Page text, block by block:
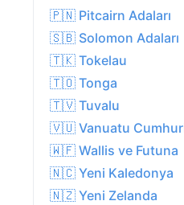
🇵🇳 Pitcairn Adaları
🇸🇧 Solomon Adaları
🇹🇰 Tokelau
🇹🇴 Tonga
🇹🇻 Tuvalu
🇻🇺 Vanuatu
🇼🇫 Wallis ve Futuna
🇳🇨 Yeni Kaledonya
🇳🇿 Yeni Zelanda